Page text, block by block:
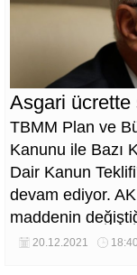
Asgari ücrette
TBMM Plan ve
Kanunu ile Bazı
Dair Kanun
devam ediyor.
maddenin
muafiyetinde
20.12.2021 18:40